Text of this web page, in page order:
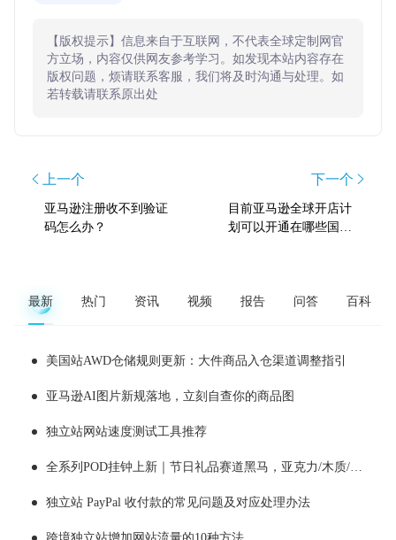
【版权提示】信息来自于互联网，不代表全球定制网官
方立场，内容仅供网友参考学习。如发现本站内容存在
版权问题，烦请联系客服，我们将及时沟通与处理。如
若转载请联系原出处
上一个
亚马逊注册收不到验证
码怎么办？
下一个
目前亚马逊全球开店计
划可以开通在哪些国家
最新 热门 资讯 视频 报告 问答 百科
美国站AWD仓储规则更新：大件商品入仓渠道调整指引
亚马逊AI图片新规落地，立刻自查你的商品图
独立站网站速度测试工具推荐
全系列POD挂钟上新｜节日礼品赛道黑马，亚克力/木质/铁艺/ 玻璃挂钟选品全解析！
独立站 PayPal 收付款的常见问题及对应处理办法